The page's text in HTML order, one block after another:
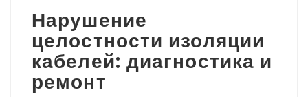
Нарушение
целостности изоляции
кабелей: диагностика и
ремонт